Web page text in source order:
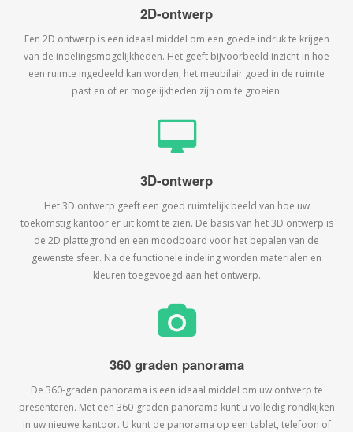
2D-ontwerp
Een 2D ontwerp is een ideaal middel om een goede indruk te krijgen
van de indelingsmogelijkheden. Het geeft bijvoorbeeld inzicht in hoe
een ruimte ingedeeld kan worden, het meubilair goed in de ruimte
past en of er mogelijkheden zijn om te groeien.
3D-ontwerp
Het 3D ontwerp geeft een goed ruimtelijk beeld van hoe uw
toekomstig kantoor er uit komt te zien. De basis van het 3D ontwerp is
de 2D plattegrond en een moodboard voor het bepalen van de
gewenste sfeer. Na de functionele indeling worden materialen en
kleuren toegevoegd aan het ontwerp.
360 graden panorama
De 360-graden panorama is een ideaal middel om uw ontwerp te
presenteren. Met een 360-graden panorama kunt u volledig rondkijken
in uw nieuwe kantoor. U kunt de panorama op een tablet, telefoon of